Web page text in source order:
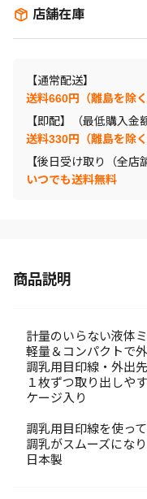
店舗在庫
【通常配送】
送料660円（離島を除
【即配】（最低購入金
送料330円（離島を除
【後日受け取り（全店
いつでも送料無料
商品説明
計量のいらない液体
軽量＆コンパクトで
調乳用目印線・外出
１枚ずつ取り出しや
ケージ入り
調乳用目印線を使っ
調乳がスムーズになり
日本製